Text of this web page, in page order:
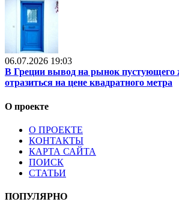
06.07.2026 19:03
В Греции вывод на рынок пустующего
отразиться на цене квадратного метра
О проекте
О ПРОЕКТЕ
КОНТАКТЫ
КАРТА САЙТА
ПОИСК
СТАТЬИ
ПОПУЛЯРНО